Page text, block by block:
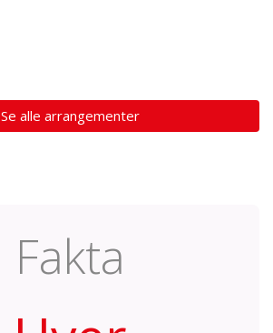
Se alle arrangementer
Fakta